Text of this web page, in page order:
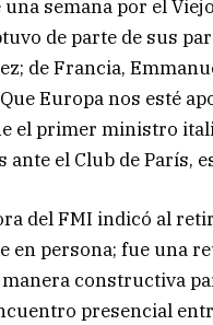
semana por el
de parte de sus
de Francia,
Europa nos esté
el primer ministro
ante el Club de París,
del FMI indicó al
en persona; fue una
constructiva
presencial